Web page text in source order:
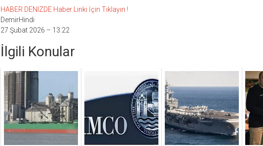
HABER DENIZDE Haber Linki İçin Tıklayın !
DemirHindi
27 Şubat 2026 – 13:22
İlgili Konular